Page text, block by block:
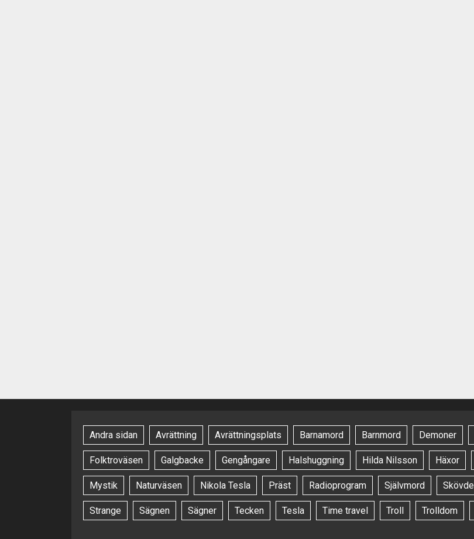
Andra sidan Avrättning Avrättningsplats Barnamord Barnmord Demoner
Folktroväsen Galgbacke Gengångare Halshuggning Hilda Nilsson Häxor
Mystik Naturväsen Nikola Tesla Präst Radioprogram Självmord Skövde
Strange Sägnen Sägner Tecken Tesla Time travel Troll Trolldom